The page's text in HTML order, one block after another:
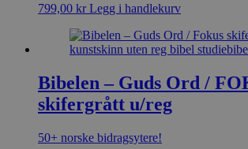
799,00 kr Legg i handlekurv
Bibelen – Guds Ord /
skifergrått u/reg
50+ norske bidragsytere!